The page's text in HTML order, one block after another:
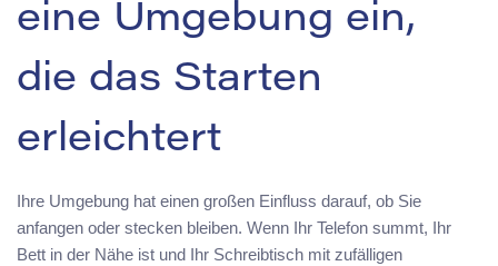
eine Umgebung ein,
die das Starten
erleichtert
Ihre Umgebung hat einen großen Einfluss darauf, ob Sie
anfangen oder stecken bleiben. Wenn Ihr Telefon summt, Ihr
Bett in der Nähe ist und Ihr Schreibtisch mit zufälligen